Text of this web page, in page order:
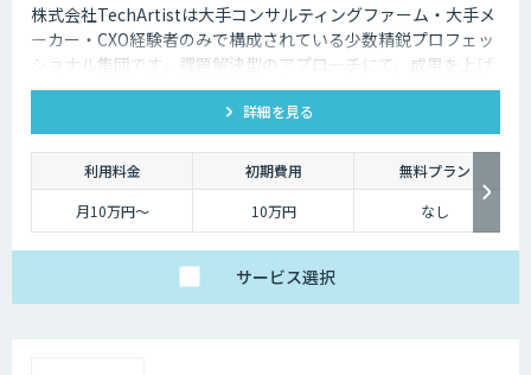
株式会社TechArtistは大手コンサルティングファーム・大手メ
ーカー・CXO経験者のみで構成されている少数精鋭プロフェッ
ショナル集団です。課題解決型のアプローチにて、成果を上げ
るソリューションを『高速』『高品質』『低予算』でご提供可
詳細を見る
利用料金 初期費用
無料プラン
月10万円〜
10万円 なし
サービス選択